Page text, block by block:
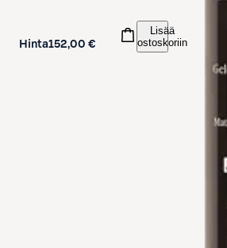
Hinta152,00 €
Lisää
ostoskoriin